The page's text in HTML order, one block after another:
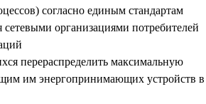
согласно единым стандартам
сетевыми организациями потребителей
перераспределить максимальную
им энергопринимающих устройств в